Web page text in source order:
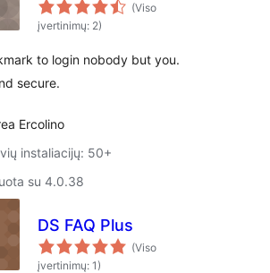
(Viso
įvertinimų: 2)
to login nobody but you.
secure.
Ercolino
instaliacijų: 50+
su 4.0.38
DS FAQ Plus
(Viso
įvertinimų: 1)